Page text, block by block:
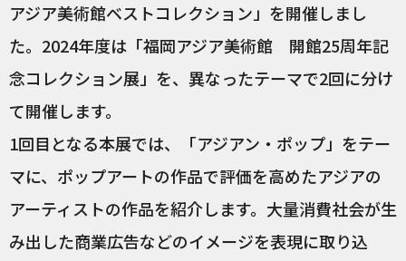
アジア美術館ベストコレクション」を開催しまし
た。2024年度は「福岡アジア美術館 開館25周年記
念コレクション展」を、異なったテーマで2回に分け
て開催します。
1回目となる本展では、「アジアン・ポップ」をテー
マに、ポップアートの作品で評価を高めたアジアの
アーティストの作品を紹介します。大量消費社会が生
み出した商業広告などのイメージを表現に取り込